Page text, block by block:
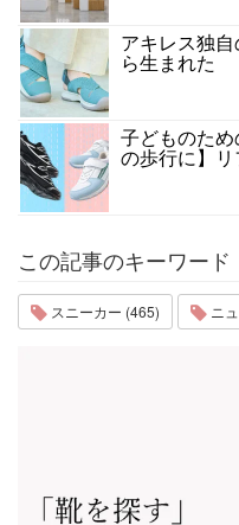
アキレス独
ら生まれた
子どものた
の歩行に】
この記事のキーワード
スニーカー (465) ニ